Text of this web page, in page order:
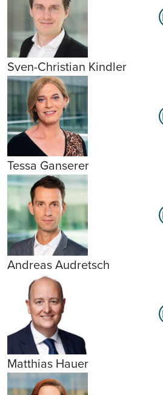
Sven-Christian Kindler
Tessa Ganserer
Andreas Audretsch
Matthias Hauer